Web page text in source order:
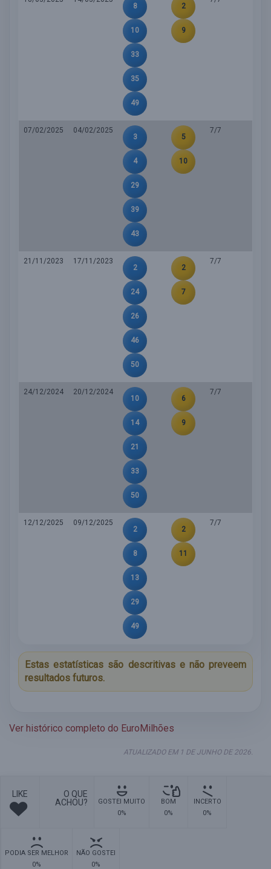
8
10
33
35
49
2
9
07/02/2025
04/02/2025
3
4
29
39
43
5
10
7/7
21/11/2023
17/11/2023
2
24
26
46
50
2
7
7/7
24/12/2024
20/12/2024
10
14
21
33
50
6
9
7/7
12/12/2025
09/12/2025
2
8
13
29
49
2
11
7/7
Estas estatísticas são descritivas e não preveem
resultados futuros.
Ver histórico completo do EuroMilhões
ATUALIZADO EM 1 DE JUNHO DE 2026.
LIKE
O QUE
ACHOU?
GOSTEI MUITO
0%
BOM
0%
INCERTO
0%
PODIA SER MELHOR
0%
NÃO GOSTEI
0%